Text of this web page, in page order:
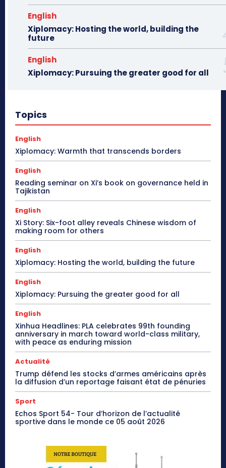
English
Xiplomacy: Hosting the world, building the
future
English
Xiplomacy: Pursuing the greater good for all
Topics
English
Xiplomacy: Warmth that transcends borders
English
Reading seminar on Xi’s book on governance held in
Tajikistan
English
Xi Story: Six-foot alley reveals Chinese wisdom of
making room for others
English
Xiplomacy: Hosting the world, building the future
English
Xiplomacy: Pursuing the greater good for all
English
Xinhua Headlines: PLA celebrates 99th founding
anniversary in march toward world-class military,
with peace as enduring mission
Actualité
Trump défend les stocks d’armes américains après
la diffusion d’un reportage faisant état de pénuries
Sport
Echos Sport 54- Tour d’horizon de l’actualité
sportive dans le monde ce 05 août 2026